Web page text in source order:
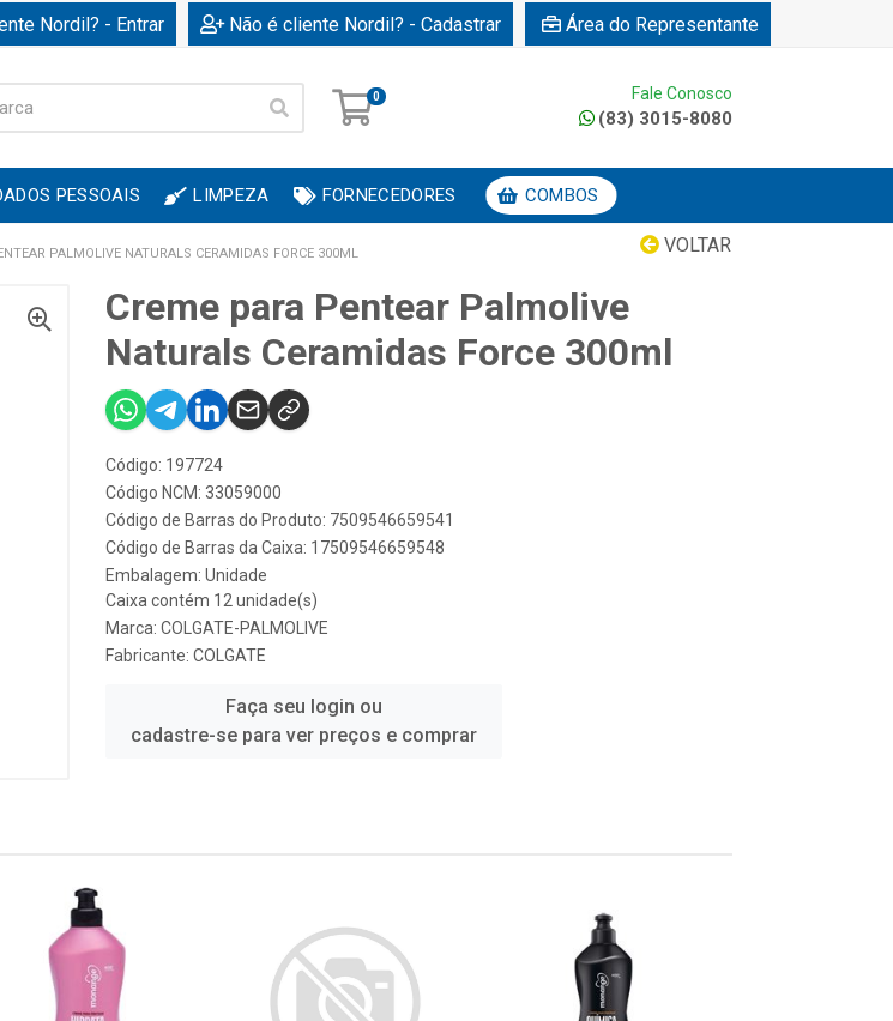
Nordil? - Entrar Não é cliente Nordil? - Cadastrar Área do Representante
0 Fale Conosco
(83) 3015-8080
PESSOAIS LIMPEZA FORNECEDORES COMBOS
VOLTAR
PALMOLIVE NATURALS CERAMIDAS FORCE 300ML
Creme para Pentear Palmolive
Naturals Ceramidas Force 300ml
Código: 197724
Código NCM: 33059000
Código de Barras do Produto: 7509546659541
Código de Barras da Caixa: 17509546659548
Embalagem: Unidade
Caixa contém 12 unidade(s)
Marca: COLGATE-PALMOLIVE
Fabricante: COLGATE
Faça seu login ou
cadastre-se para ver preços e comprar